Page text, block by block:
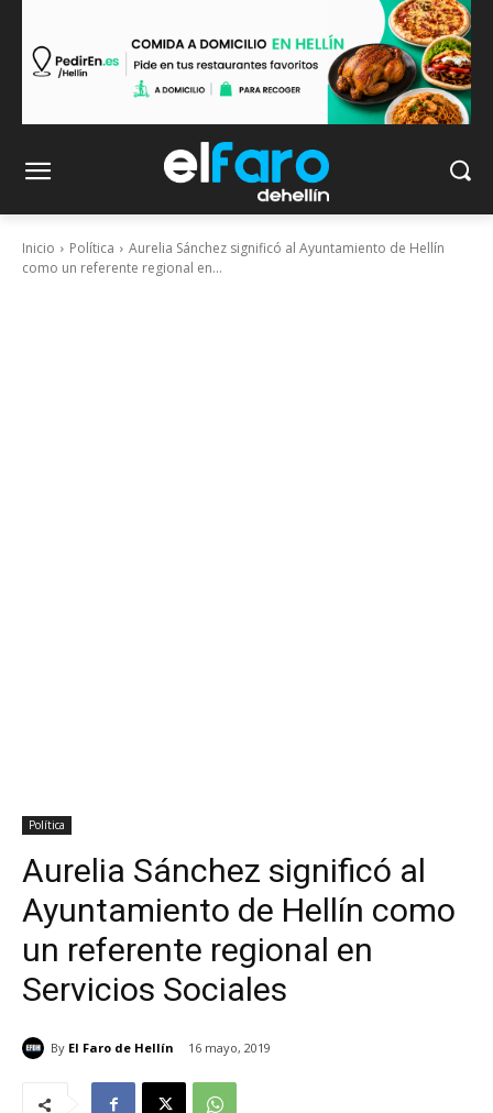
Inicio Política
Aurelia Sánchez significó al Ayuntamiento de Hellín
como un referente regional en...
Política
Aurelia Sánchez significó al
Ayuntamiento de Hellín como
un referente regional en
Servicios Sociales
By El Faro de Hellín 16 mayo, 2019